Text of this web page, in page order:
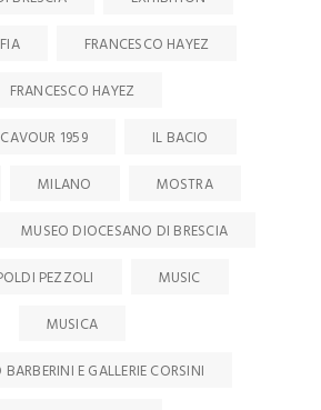
FRANCESCO HAYEZ
FRANCESCO HAYEZ
1959
IL BACIO
MILANO
MOSTRA
MUSEO DIOCESANO DI BRESCIA
PEZZOLI
MUSIC
MUSICA
E GALLERIE CORSINI